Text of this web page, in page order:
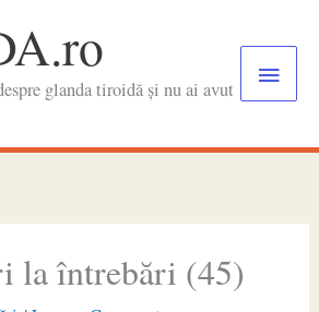
glanda tiroidă și nu ai avut
Main
la întrebări (45)